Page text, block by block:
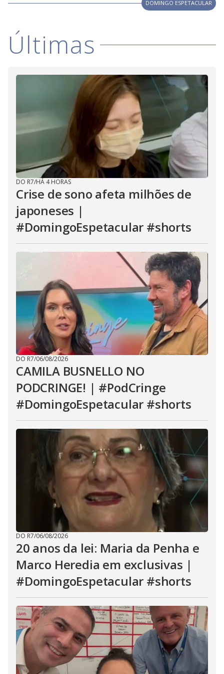
V
i
d
e
o
d DOMINGO ESPETACULAR
Últimas
DO R7/HÁ 4 HORAS
Crise de sono afeta milhões de
japoneses |
#DomingoEspetacular #shorts
DO R7/06/08/2026
CAMILA BUSNELLO NO
PODCRINGE! | #PodCringe
#DomingoEspetacular #shorts
DO R7/06/08/2026
20 anos da lei: Maria da Penha e
Marco Heredia em exclusivas |
#DomingoEspetacular #shorts